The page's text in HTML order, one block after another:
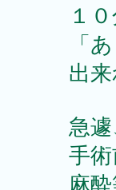
１
「
出
急
手
麻